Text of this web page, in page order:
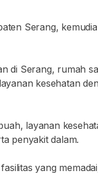
Serang,
di Serang, rumah
kesehatan
layanan
penyakit dalam.
yang